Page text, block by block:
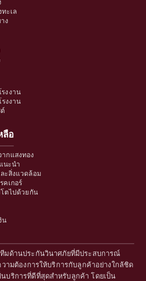
ะเล
ง
งงาน
งงาน
ลือ
กแสงทอง
นะนำ
ะสิ่งแวดล้อม
คเกอร์
โตไปด้วยกัน
น
ทีมด้านประกันวินาศภัยที่มีประสบการณ์
วามต้องการให้บริการกับลูกค้าอย่างใกล้ชิด
บริการที่ดีที่สุดสำหรับลูกค้า โดยเป็น